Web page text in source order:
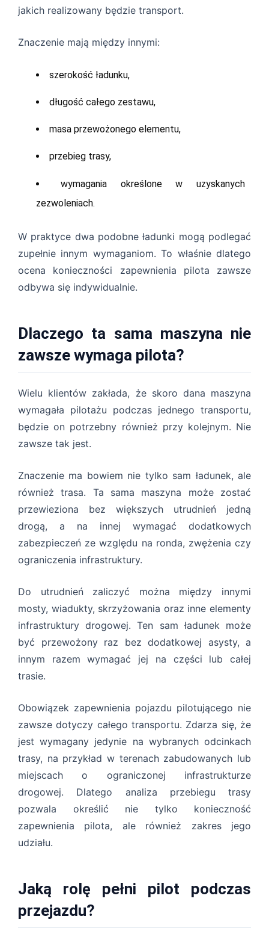
jakich realizowany będzie transport.
Znaczenie mają między innymi:
szerokość ładunku,
długość całego zestawu,
masa przewożonego elementu,
przebieg trasy,
wymagania określone w uzyskanych
zezwoleniach.
W praktyce dwa podobne ładunki mogą podlegać
zupełnie innym wymaganiom. To właśnie dlatego
ocena konieczności zapewnienia pilota zawsze
odbywa się indywidualnie.
Dlaczego ta sama maszyna nie
zawsze wymaga pilota?
Wielu klientów zakłada, że skoro dana maszyna
wymagała pilotażu podczas jednego transportu,
będzie on potrzebny również przy kolejnym. Nie
zawsze tak jest.
Znaczenie ma bowiem nie tylko sam ładunek, ale
również trasa. Ta sama maszyna może zostać
przewieziona bez większych utrudnień jedną
drogą, a na innej wymagać dodatkowych
zabezpieczeń ze względu na ronda, zwężenia czy
ograniczenia infrastruktury.
Do utrudnień zaliczyć można między innymi
mosty, wiadukty, skrzyżowania oraz inne elementy
infrastruktury drogowej. Ten sam ładunek może
być przewożony raz bez dodatkowej asysty, a
innym razem wymagać jej na części lub całej
trasie.
Obowiązek zapewnienia pojazdu pilotującego nie
zawsze dotyczy całego transportu. Zdarza się, że
jest wymagany jedynie na wybranych odcinkach
trasy, na przykład w terenach zabudowanych lub
miejscach o ograniczonej infrastrukturze
drogowej. Dlatego analiza przebiegu trasy
pozwala określić nie tylko konieczność
zapewnienia pilota, ale również zakres jego
udziału.
Jaką rolę pełni pilot podczas
przejazdu?